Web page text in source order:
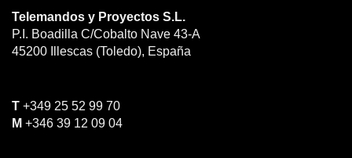
Telemandos y Proyectos S.L.
P.I. Boadilla C/Cobalto Nave 43-A
45200
Illescas (Toledo), España
T +349 25 52 99 70
M +346 39 12 09 04